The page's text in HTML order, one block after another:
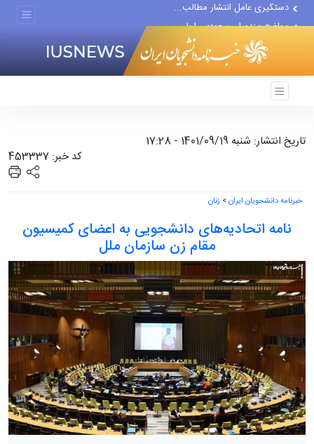
مواضع مزدوران سعودی را با...
ضربه مغزی بیش از ۷۰۰ نظامی...
تاریخ انتشار: شنبه 1401/09/19 - 17:28
کد خبر: 453337
خبرنامه دانشجویان ایران> زنان
نامه اتحادیه‌های دانشجویی به اعضای کمیسیون
مقام زن سازمان ملل